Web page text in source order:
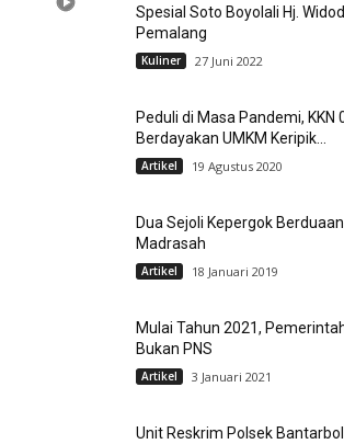
Spesial Soto Boyolali Hj.
Pemalang
Kuliner 27 Juni 2022
Peduli di Masa Pandemi, KKN
Berdayakan UMKM Keripik...
Artikel 19 Agustus 2020
Dua Sejoli Kepergok
Madrasah
Artikel 18 Januari 2019
Mulai Tahun 2021,
Bukan PNS
Artikel 3 Januari 2021
Unit Reskrim Polsek